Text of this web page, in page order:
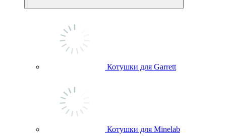
Котушки для Garrett
Котушки для Minelab